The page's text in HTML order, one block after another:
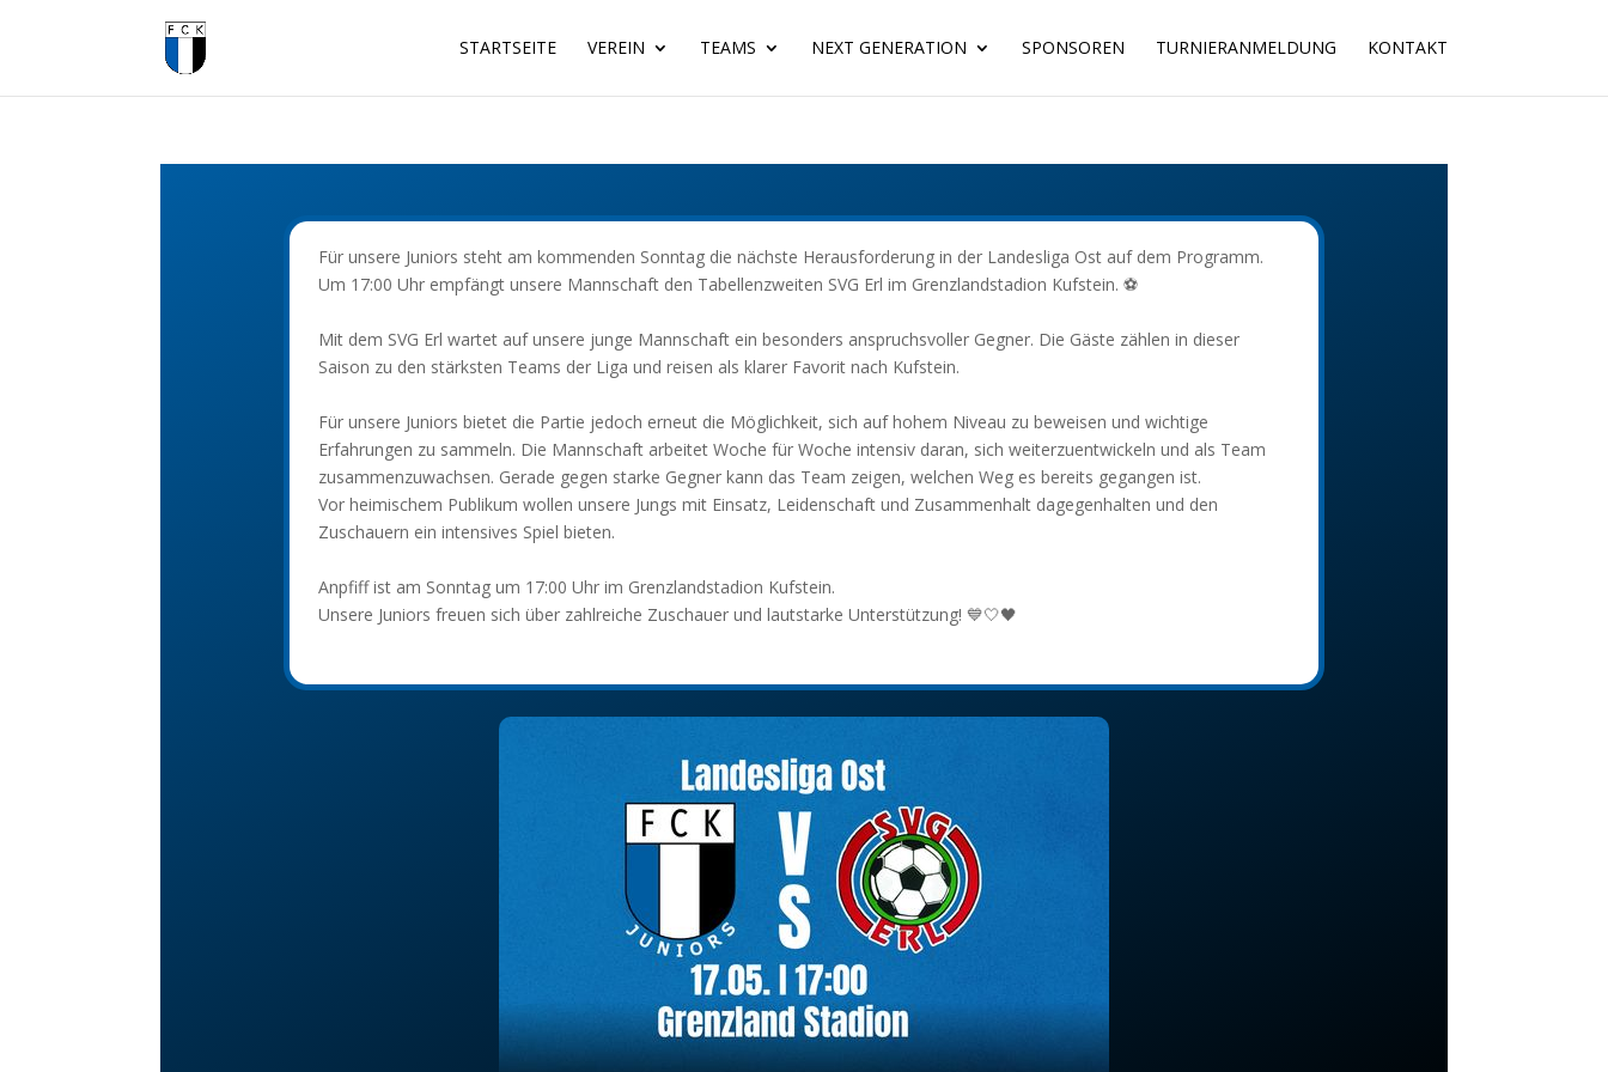
STARTSEITE VEREIN TEAMS NEXT GENERATION SPONSOREN TURNIERANMELDUNG KONTAKT
Für unsere Juniors steht am kommenden Sonntag die nächste Herausforderung in der Landesliga Ost auf dem Programm.
Um 17:00 Uhr empfängt unsere Mannschaft den Tabellenzweiten SVG Erl im Grenzlandstadion Kufstein. ⚽
Mit dem SVG Erl wartet auf unsere junge Mannschaft ein besonders anspruchsvoller Gegner. Die Gäste zählen in dieser
Saison zu den stärksten Teams der Liga und reisen als klarer Favorit nach Kufstein.
Für unsere Juniors bietet die Partie jedoch erneut die Möglichkeit, sich auf hohem Niveau zu beweisen und wichtige
Erfahrungen zu sammeln. Die Mannschaft arbeitet Woche für Woche intensiv daran, sich weiterzuentwickeln und als Team
zusammenzuwachsen. Gerade gegen starke Gegner kann das Team zeigen, welchen Weg es bereits gegangen ist.
Vor heimischem Publikum wollen unsere Jungs mit Einsatz, Leidenschaft und Zusammenhalt dagegenhalten und den
Zuschauern ein intensives Spiel bieten.
Anpfiff ist am Sonntag um 17:00 Uhr im Grenzlandstadion Kufstein.
Unsere Juniors freuen sich über zahlreiche Zuschauer und lautstarke Unterstützung! 💙🤍🖤